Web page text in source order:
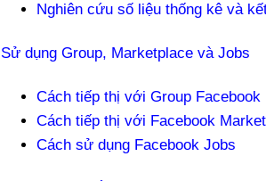
Nghiên cứu số liệu thống kê và
Sử dụng Group, Marketplace và Jobs
Cách tiếp thị với Group Facebook
Cách tiếp thị với Facebook
Cách sử dụng Facebook Jobs